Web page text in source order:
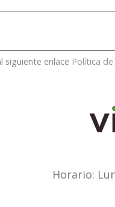
siguiente enlace Política
Horario: